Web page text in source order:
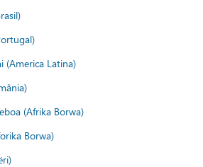
(America Latina)
(Afrika Borwa)
Borwa)